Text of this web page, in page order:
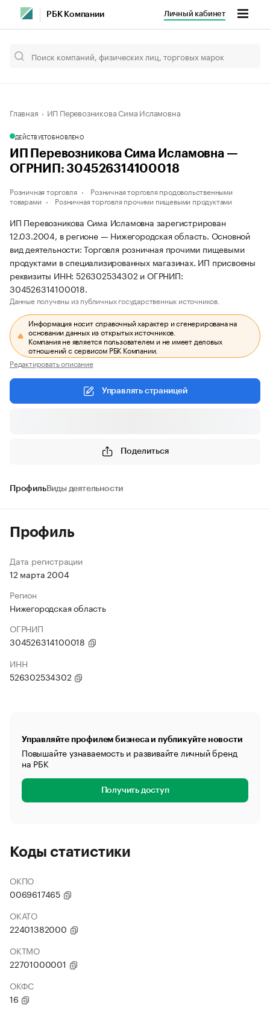
РБК Компании Личный кабинет
Главная ИП Перевозникова Сима Исламовна
ДЕЙСТВУЕТОБНОВЛЕНО
ИП Перевозникова Сима Исламовна —
ОГРНИП: 304526314100018
Розничная торговля
Розничная торговля продовольственными
товарами
Розничная торговля прочими пищевыми продуктами
ИП Перевозникова Сима Исламовна зарегистрирован
12.03.2004, в регионе — Нижегородская область. Основной
вид деятельности: Торговля розничная прочими пищевыми
продуктами в специализированных магазинах. ИП присвоены
реквизиты ИНН: 526302534302 и ОГРНИП:
304526314100018.
Данные получены из публичных государственных источников.
Информация носит справочный характер и сгенерирована на
основании данных из открытых источников.
Компания не является пользователем и не имеет деловых
отношений с сервисом РБК Компании.
Редактировать описание
Управлять страницей
Поделиться
ПрофильВиды деятельности
Профиль
Дата регистрации
12 марта 2004
Регион
Нижегородская область
ОГРНИП
304526314100018
ИНН
526302534302
Управляйте профилем бизнеса и публикуйте новости
Повышайте узнаваемость и развивайте личный бренд
на РБК
Получить доступ
Коды статистики
ОКПО
0069617465
ОКАТО
22401382000
ОКТМО
22701000001
ОКФС
16